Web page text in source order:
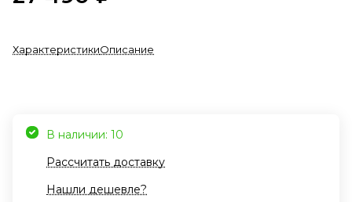
ХарактеристикиОписание
В наличии: 10
Рассчитать доставку
Нашли дешевле?